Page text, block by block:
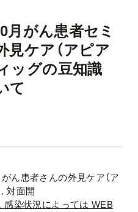
月がん患者セミ
見ケア（アピア
ッグの豆知識
て
ん患者さんの外見ケア（ア
対面開
感染状況によっては WEB